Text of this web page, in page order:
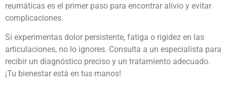
reumáticas es el primer paso para encontrar alivio y evitar
complicaciones.
Si experimentas dolor persistente, fatiga o rigidez en las
articulaciones, no lo ignores. Consulta a un especialista para
recibir un diagnóstico preciso y un tratamiento adecuado.
¡Tu bienestar está en tus manos!